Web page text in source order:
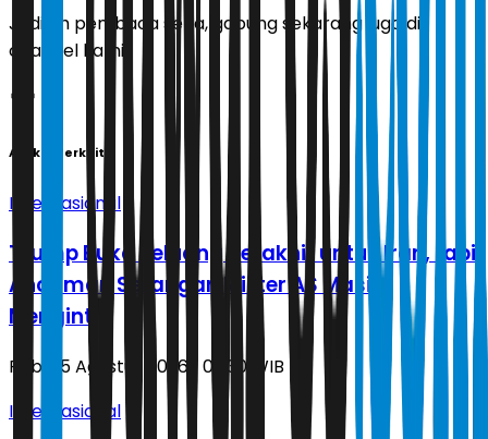
Jadilah pembaca setia, gabung sekarang juga di
channel kami!
Artikel Terkait
Internasional
Trump Buka Peluang Terakhir untuk Iran, tapi
Ancaman Serangan Militer AS Masih
Mengintai
Rabu, 5 Agustus 2026 | 02.30 WIB
Internasional